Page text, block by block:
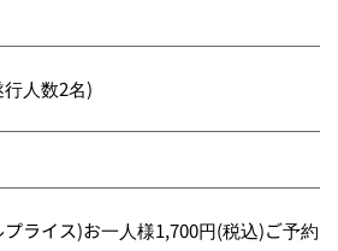
人数2名)
ライス)お一人様1,700円(税込)ご予約